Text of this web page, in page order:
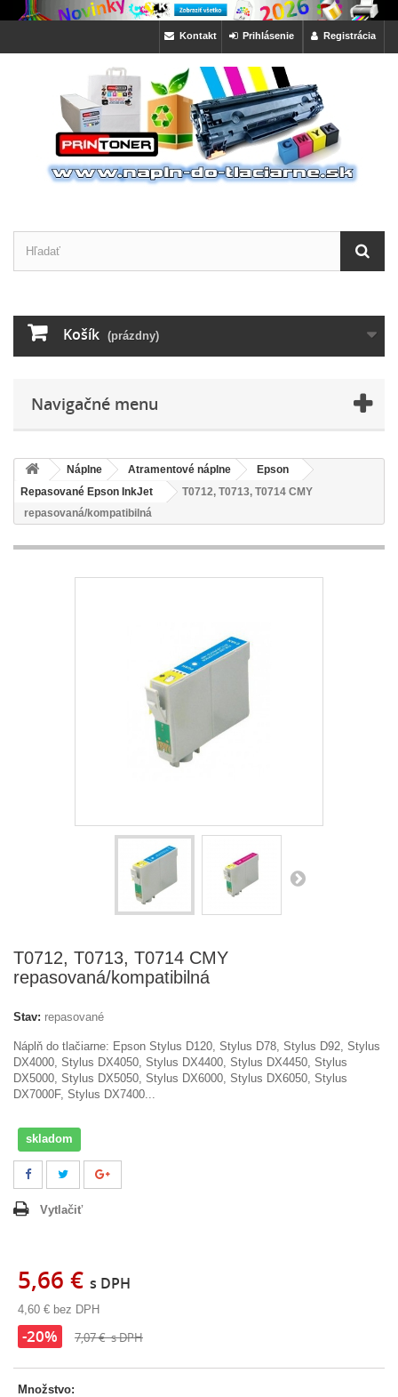
Registrácia
Prihlásenie
Kontakt
Košík (prázdny)
Navigačné menu
Náplne Atramentové náplne
Epson
Repasované Epson InkJet
T0712, T0713, T0714 CMY
repasovaná/kompatibilná
T0712, T0713, T0714 CMY
repasovaná/kompatibilná
Stav: repasované
Náplň do tlačiarne: Epson Stylus D120, Stylus D78, Stylus D92, Stylus
DX4000, Stylus DX4050, Stylus DX4400, Stylus DX4450, Stylus
DX5000, Stylus DX5050, Stylus DX6000, Stylus DX6050, Stylus
DX7000F, Stylus DX7400...
skladom
Vytlačiť
5,66 € s DPH
4,60 € bez DPH
-20% 7,07 € s DPH
Množstvo: